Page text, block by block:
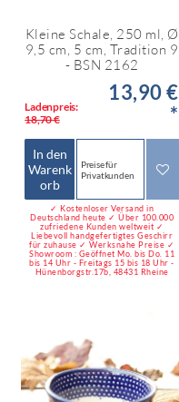
Kleine Schale, 250 ml, Ø
9,5 cm, 5 cm, Tradition 9
- BSN 2162
Ladenpreis:
18,70 €
13,90 €
*
In den
Warenk
orb
Preise für
Privatkunden
✓ Kostenloser Versand in
Deutschland heute ✓ Über 100.000
zufriedene Kunden weltweit ✓
Liebevoll handgefertigtes Geschirr
für zuhause ✓ Werksnahe Preise ✓
Showroom : Geöffnet Mo. bis Do. 11
bis 14 Uhr - Freitags 15 bis 18 Uhr -
Hünenborgstr.17b, 48431 Rheine